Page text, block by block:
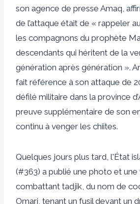
son agence de presse Amaq,
de l’attaque était de « rappeler
les compagnons du prophète
descendants qui héritent de la
génération après génération ».
fait référence à son attaque de
défilé militaire dans la province
preuve supplémentaire de son
continu à venger les chiites.
Quelques jours plus tard, l'État
(#363) a publié une photo et une
combattant tadjik, du nom de
Omari, tenant un fusil devant un